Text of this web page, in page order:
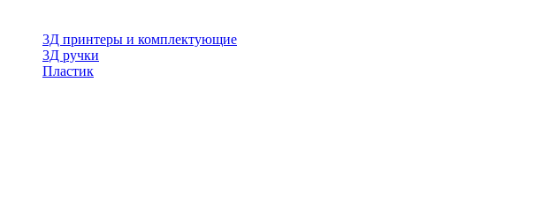
3Д принтеры и комплектующие
3Д ручки
Пластик